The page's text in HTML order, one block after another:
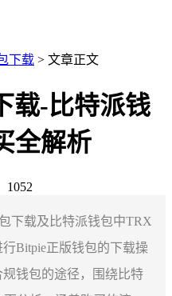
下载 > 文章正文
载-比特派钱
全解析
1052
下载及比特派钱包中TRX
Bitpie正版钱包的下载操
钱包的途径，围绕比特